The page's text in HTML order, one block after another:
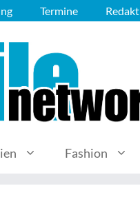
Termine
Fashion